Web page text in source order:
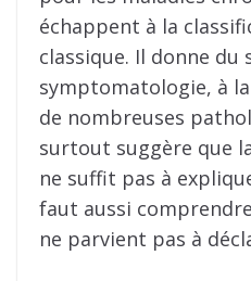
échappent à la
classique. Il donne du
symptomatologie, à
de nombreuses
surtout suggère que
ne suffit pas à
faut aussi
ne parvient pas à